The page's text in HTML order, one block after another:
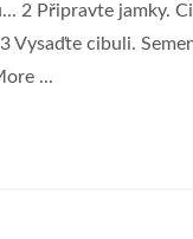
2 Připravte jamky.
Vysaďte cibuli.
...